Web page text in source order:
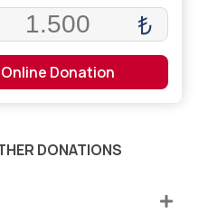
₺
Online Donation
DONATIONS